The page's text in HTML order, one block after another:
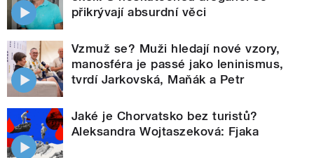
přikrývají absurdní věci
Vzmuž se? Muži hledají nové vzory,
manosféra je passé jako leninismus,
tvrdí Jarkovská, Maňák a Petr
Jaké je Chorvatsko bez turistů?
Aleksandra Wojtaszeková: Fjaka